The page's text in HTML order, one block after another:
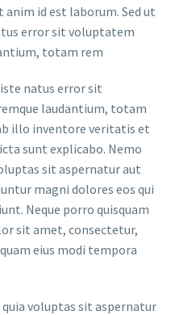
id est laborum. Sed ut
error sit voluptatem
totam rem
natus error sit
laudantium, totam
illo inventore veritatis et
sunt explicabo. Nemo
sit aspernatur aut
magni dolores eos qui
Neque porro quisquam
sit amet, consectetur,
eius modi tempora
voluptas sit aspernatur